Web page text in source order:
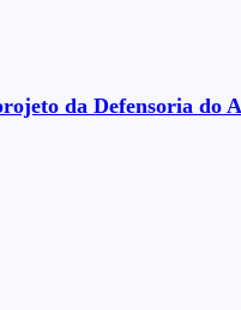
da Defensoria do